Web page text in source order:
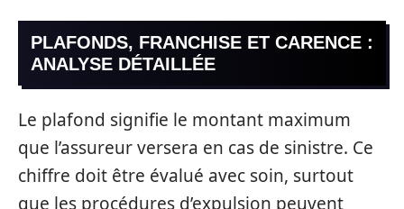
PLAFONDS, FRANCHISE ET CARENCE :
ANALYSE DÉTAILLÉE
Le plafond signifie le montant maximum
que l’assureur versera en cas de sinistre. Ce
chiffre doit être évalué avec soin, surtout
que les procédures d’expulsion peuvent